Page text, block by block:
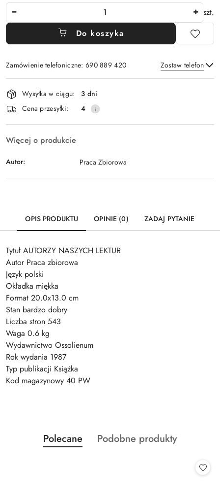
szt.
Do koszyka
Zamówienie telefoniczne: 690 889 420 Zostaw telefon
Wyślij
Dostępność
i
dostawa
Wysyłka w ciągu:
3 dni
Cena przesyłki:
4
Więcej o produkcie
Autor: Praca Zbiorowa
OPIS PRODUKTU OPINIE (0) ZADAJ PYTANIE
Tytuł AUTORZY NASZYCH LEKTUR
Autor Praca zbiorowa
Język polski
Okładka miękka
Format 20.0x13.0 cm
Stan bardzo dobry
Liczba stron 543
Waga 0.6 kg
Wydawnictwo Ossolienum
Rok wydania 1987
Typ publikacji Książka
Kod magazynowy 40 PW
Pomiń karuzelę produktów
Produkty
o
Polecane
Produkty
Podobne produkty